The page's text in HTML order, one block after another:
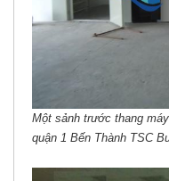
Một sảnh trước thang
quận 1 Bến Thành TSC